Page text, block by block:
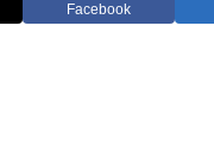
Facebook